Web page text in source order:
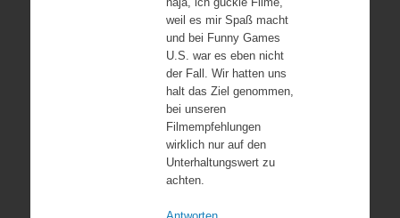
weil es mir Spaß macht
und bei Funny Games
U.S. war es eben nicht
der Fall. Wir hatten uns
halt das Ziel genommen,
bei unseren
Filmempfehlungen
wirklich nur auf den
Unterhaltungswert zu
achten.
Antworten